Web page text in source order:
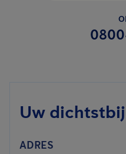
Uw
ADRES